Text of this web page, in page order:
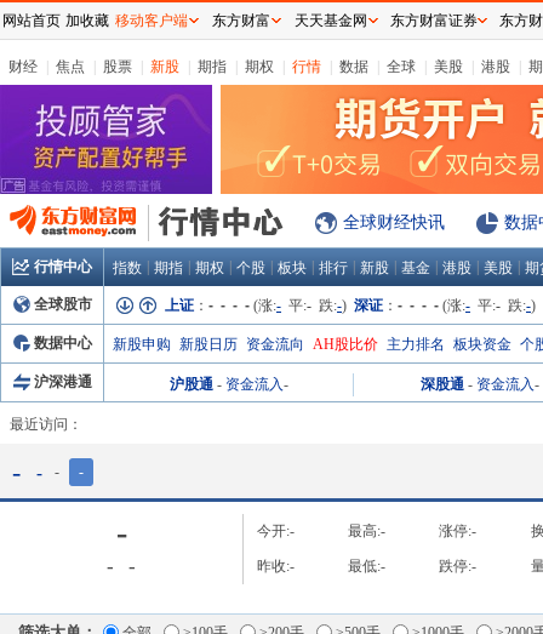
财经 焦点 股票 新股 期指 期权 行情 数据 全球 美股 港股
全球财经快讯 数据
行情中心 指数 期指 期权 个股 板块 排行 新股 基金 港股 美股 期
全球股市 上证 ： - - - - (涨:- 平:- 跌:-) 深证 ： - - - - (涨:- 平:- 跌:-)
数据中心 新股申购 新股日历 资金流向 AH股比价 主力排名 板块资金 个
沪深港通 沪股通 - 资金流入- 深股通 - 资金流入-
最近访问：
- - - -
-
- -
今开:- 最高:- 涨停:-
昨收:- 最低:- 跌停:-
网站首页 加收藏 移动客户端 东方财富 天天基金网 东方财富证券 东方